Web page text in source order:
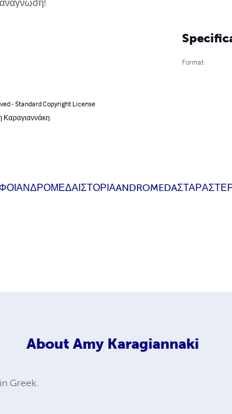
- Standard Copyright License
Καραγιαννάκη
Format
ΑΝΔΡΟΜΕΔΑΙΣΤΟΡΙΑANDROMEDAΣΤΑΡ
About Amy Karagiannaki
Greek.